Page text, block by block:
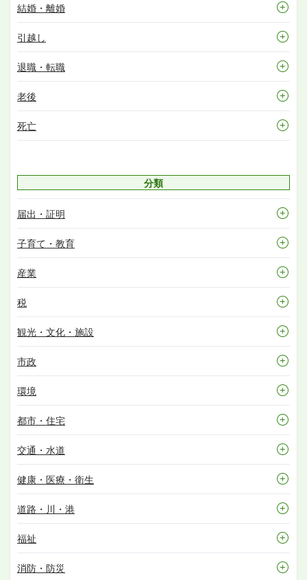
結婚・離婚
引越し
退職・転職
老後
死亡
分類
届出・証明
子育て・教育
産業
税
観光・文化・施設
市政
環境
都市・住宅
交通・水道
健康・医療・衛生
道路・川・港
福祉
消防・防災